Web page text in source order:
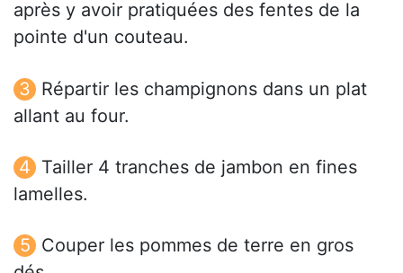
après y avoir pratiquées des fentes de la
pointe d'un couteau.
Répartir les champignons dans un plat
allant au four.
Tailler 4 tranches de jambon en fines
lamelles.
Couper les pommes de terre en gros